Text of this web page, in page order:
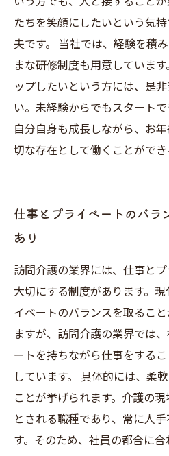
たちを笑顔にしたいという気
夫です。 当社では、経験を積
まな研修制度も用意していま
ップしたいという方には、是
い。未経験からでもスタートで
自分自身も成長しながら、お
切な存在として働くことができ
仕事とプライベートのバラ
あり
訪問介護の業界には、仕事と
大切にする制度があります。
イベートのバランスを取るこ
ますが、訪問介護の業界では
ートを持ちながら仕事をする
しています。 具体的には、柔
ことが挙げられます。介護の
とされる職種であり、常に人
す。そのため、社員の都合に